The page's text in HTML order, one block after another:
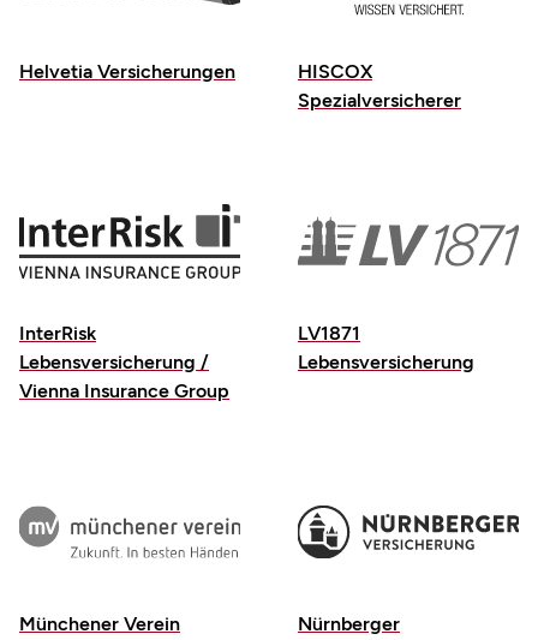
Helvetia Versicherungen
HISCOX
Spezialversicherer
InterRisk
Lebensversicherung /
Vienna Insurance Group
LV1871
Lebensversicherung
Münchener Verein
Nürnberger